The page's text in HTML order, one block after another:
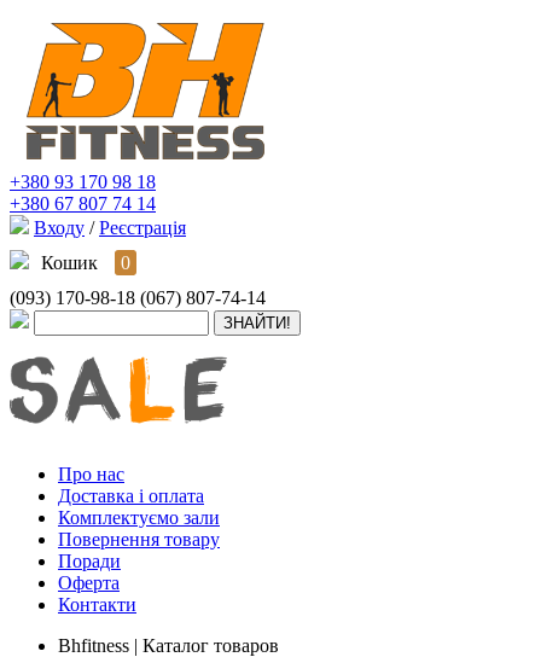
+380 93 170 98 18
+380 67 807 74 14
Входу / Реєстрація
Кошик
0
(093) 170-98-18 (067) 807-74-14
Про нас
Доставка і оплата
Комплектуємо зали
Повернення товару
Поради
Оферта
Контакти
Bhfitness | Каталог товаров